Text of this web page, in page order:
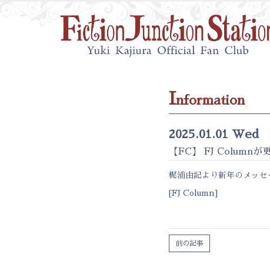
Information
2025.01.01 Wed
【FC】 FJ Columnが
梶浦由記より新年のメッ
[FJ Column]
前の記事